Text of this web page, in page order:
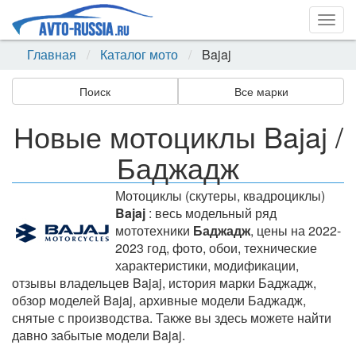
Главная
Каталог мото Bajaj
Поиск Все марки
Новые мотоциклы Bajaj /
Баджадж
Мотоциклы (скутеры, квадроциклы)
Bajaj : весь модельный ряд
мототехники Баджадж, цены на 2022-
2023 год, фото, обои, технические
характеристики, модификации,
отзывы владельцев Bajaj, история марки Баджадж,
обзор моделей Bajaj, архивные модели Баджадж,
снятые с производства. Также вы здесь можете найти
давно забытые модели Bajaj.